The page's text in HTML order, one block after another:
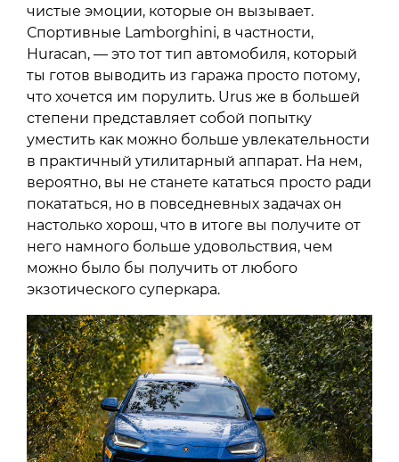
чистые эмоции, которые он вызывает.
Спортивные Lamborghini, в частности,
Huracan, — это тот тип автомобиля, который
ты готов выводить из гаража просто потому,
что хочется им порулить. Urus же в большей
степени представляет собой попытку
уместить как можно больше увлекательности
в практичный утилитарный аппарат. На нем,
вероятно, вы не станете кататься просто ради
покататься, но в повседневных задачах он
настолько хорош, что в итоге вы получите от
него намного больше удовольствия, чем
можно было бы получить от любого
экзотического суперкара.